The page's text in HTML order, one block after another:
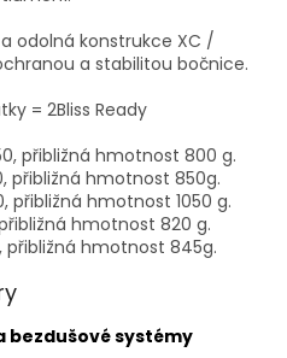
odolná konstrukce XC /
a stabilitou bočnice.
= 2Bliss Ready
přibližná hmotnost 800 g.
přibližná hmotnost 850g.
přibližná hmotnost 1050 g.
hmotnost 820 g.
přibližná hmotnost 845g.
bezdušové systémy